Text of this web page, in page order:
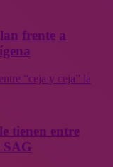
frente a
“ceja y ceja” la
tienen entre
SAG